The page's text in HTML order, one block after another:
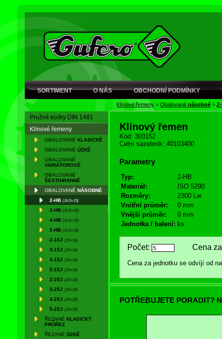
SORTIMENT O NÁS OBCHODNÍ PODMÍNKY
Klínové řemeny > Obalované násobné >
Pružné kolíky DIN 1481
Klínové řemeny
OBALOVANÉ KLASICKÉ
OBALOVANÉ ÚZKÉ
OBALOVANÉ
VARIÁTOROVÉ
OBALOVANÉ
ŠESTIHRANNÉ
OBALOVANÉ NÁSOBNÉ
2-HB (16,5×15)
3-HB (16,5×15)
4-HB (16,5×15)
5-HB (16,5×15)
2-15J (15×16)
3-15J (15×16)
4-15J (15×16)
5-15J (15×16)
2-25J (25×25)
3-25J (25×25)
4-25J (25×25)
5-25J (25×25)
ŘEZANÉ KLASICKÝ
PRŮŘEZ
ŘEZANÉ ÚZKÉ
Klínový řemen
Kód: 303152
Celní sazebník: 40103400
Parametry
Typ:
2-HB
Materiál:
ISO 5290
Rozměry:
2300 Lw
Vnitřní průměr:
0 mm
Vnější průměr:
0 mm
Jednotka / balení: ks
Počet: Cena za
Cena za jednotku se odvíjí od
POTŘEBUJETE PORADIT?